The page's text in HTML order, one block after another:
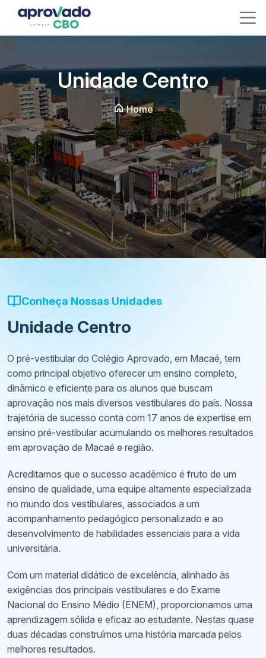
Unidade Centro
Home
Conheça Nossas Unidades
Unidade Centro
O pré-vestibular do Colégio Aprovado, em Macaé, tem
como principal objetivo oferecer um ensino completo,
dinâmico e eficiente para os alunos que buscam
aprovação nos mais diversos vestibulares do país. Nossa
trajetória de sucesso conta com 17 anos de expertise em
ensino pré-vestibular acumulando os melhores resultados
em aprovação de Macaé e região.
Acreditamos que o sucesso acadêmico é fruto de um
ensino de qualidade, uma equipe altamente especializada
no mundo dos vestibulares, associados a um
acompanhamento pedagógico personalizado e ao
desenvolvimento de habilidades essenciais para a vida
universitária.
Com um material didático de excelência, alinhado às
exigências dos principais vestibulares e do Exame
Nacional do Ensino Médio (ENEM), proporcionamos uma
aprendizagem sólida e eficaz ao estudante. Nestas quase
duas décadas construímos uma história marcada pelos
melhores resultados.